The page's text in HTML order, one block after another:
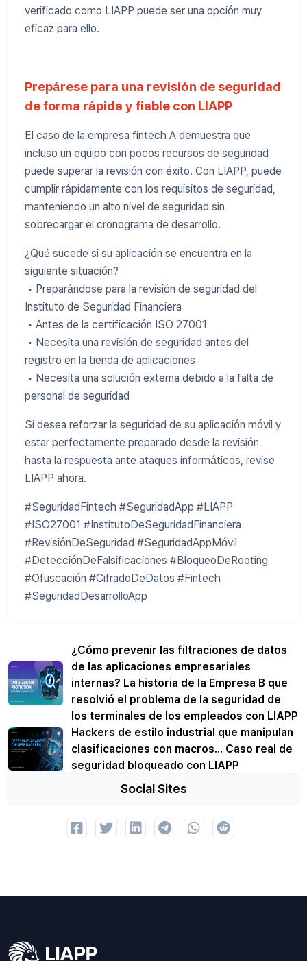
verificado como LIAPP puede ser una opción muy
eficaz para ello.
Prepárese para una revisión de seguridad
de forma rápida y fiable con LIAPP
El caso de la empresa fintech A demuestra que
incluso un equipo con pocos recursos de seguridad
puede superar la revisión con éxito. Con LIAPP, puede
cumplir rápidamente con los requisitos de seguridad,
manteniendo un alto nivel de seguridad sin
sobrecargar el cronograma de desarrollo.
¿Qué sucede si su aplicación se encuentra en la
siguiente situación?
• Preparándose para la revisión de seguridad del
Instituto de Seguridad Financiera
• Antes de la certificación ISO 27001
• Necesita una revisión de seguridad antes del
registro en la tienda de aplicaciones
• Necesita una solución externa debido a la falta de
personal de seguridad
Si desea reforzar la seguridad de su aplicación móvil y
estar perfectamente preparado desde la revisión
hasta la respuesta ante ataques informáticos, revise
LIAPP ahora.
#SeguridadFintech #SeguridadApp #LIAPP
#ISO27001 #InstitutoDeSeguridadFinanciera
#RevisiónDeSeguridad #SeguridadAppMóvil
#DetecciónDeFalsificaciones #BloqueoDeRooting
#Ofuscación #CifradoDeDatos #Fintech
#SeguridadDesarrolloApp
¿Cómo prevenir las filtraciones de datos
de las aplicaciones empresariales
internas? La historia de la Empresa B que
resolvió el problema de la seguridad de
los terminales de los empleados con LIAPP
Hackers de estilo industrial que manipulan
clasificaciones con macros... Caso real de
seguridad bloqueado con LIAPP
Social Sites